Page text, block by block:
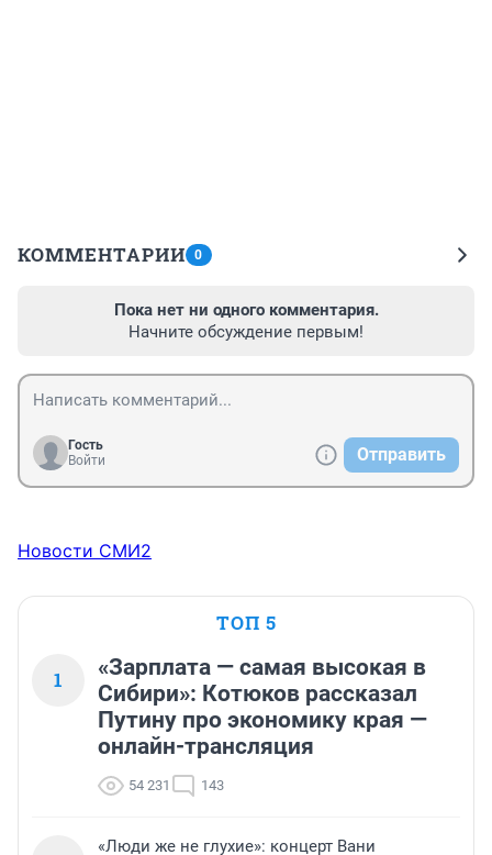
КОММЕНТАРИИ 0
Пока нет ни одного комментария.
Начните обсуждение первым!
Гость
Войти
Отправить
Новости СМИ2
ТОП 5
1
«Зарплата — самая высокая в
Сибири»: Котюков рассказал
Путину про экономику края —
онлайн-трансляция
54 231 143
«Люди же не глухие»: концерт Вани